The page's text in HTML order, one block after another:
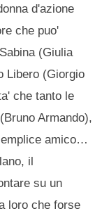
d'azione
che puo'
(Giulia
Libero (Giorgio
che tanto le
Armando),
amico…
il
su un
loro che forse